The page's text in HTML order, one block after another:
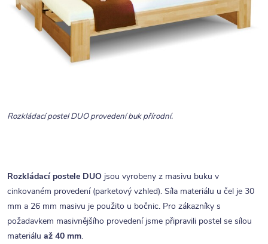
Rozkládací postel DUO provedení buk přírodní.
Rozkládací postele DUO jsou vyrobeny z masivu buku v
cinkovaném provedení (parketový vzhled). Síla materiálu u čel je 30
mm a 26 mm masivu je použito u bočnic. Pro zákazníky s
požadavkem masivnějšího provedení jsme připravili postel se sílou
materiálu až 40 mm.